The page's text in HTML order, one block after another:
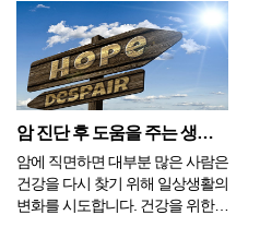
이 개발되고 있다. 일본 암 전문치
료 병원인 일본 린쿠메디컬클리닉
에서는 Hybrid Liposome과 압타머
(Aptamer)칵테일요법, 광면역치료
(PDT), IVR(TACE)치료를 실시해
서...
암 진단 후 도움을 주는 생활 습관, 6가지
암에 직면하면 대부분 많은 사람은
건강을 다시 찾기 위해 일상생활의
변화를 시도합니다. 건강을 위한